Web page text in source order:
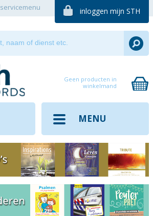
servicemenu inloggen mijn STH
Geen producten in
winkelmand
MENU